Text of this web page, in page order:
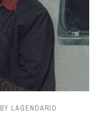
BY LAGENDARIO